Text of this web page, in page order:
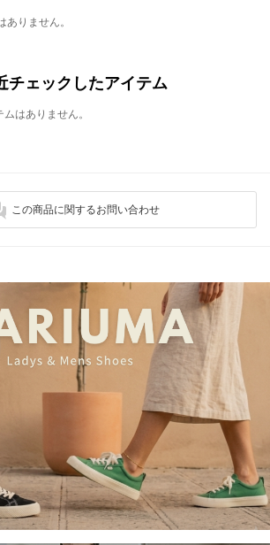
りません。
チェックしたアイテム
はありません。
この商品に関するお問い合わせ